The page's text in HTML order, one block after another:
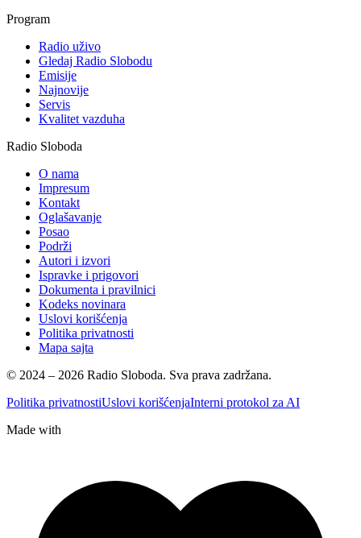
Program
Radio uživo
Gledaj Radio Slobodu
Emisije
Najnovije
Servis
Kvalitet vazduha
Radio Sloboda
O nama
Impresum
Kontakt
Oglašavanje
Posao
Podrži
Autori i izvori
Ispravke i prigovori
Dokumenta i pravilnici
Kodeks novinara
Uslovi korišćenja
Politika privatnosti
Mapa sajta
© 2024 – 2026 Radio Sloboda. Sva prava zadržana.
Politika privatnostiUslovi korišćenjaInterni protokol za AI
Made with